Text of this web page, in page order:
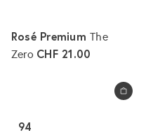
In den Warenkorb legen
Rosé PremiumThe
Zero CHF 21.00
94